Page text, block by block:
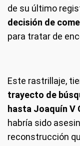
de su último
decisión de
para tratar de
Este rastrillaje,
trayecto de
hasta Joaquín V
habría sido
reconstrucción